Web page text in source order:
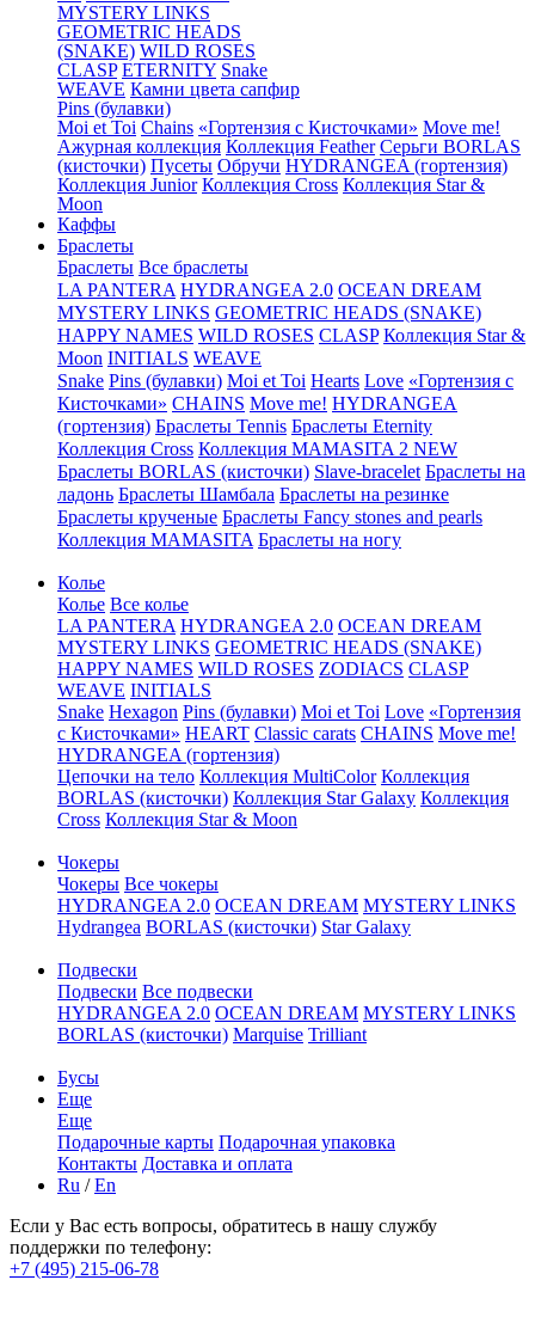
MYSTERY LINKS
GEOMETRIC HEADS
(SNAKE) WILD ROSES
CLASP ETERNITY Snake
WEAVE Камни цвета сапфир
Pins (булавки)
Moi et Toi Chains «Гортензия с Кисточками» Move me!
Ажурная коллекция Коллекция Feather Серьги BORLAS
(кисточки) Пусеты Обручи HYDRANGEA (гортензия)
Коллекция Junior Коллекция Cross Коллекция Star &
Moon
Каффы
Браслеты
Браслеты Все браслеты
LA PANTERA HYDRANGEA 2.0 OCEAN DREAM
MYSTERY LINKS GEOMETRIC HEADS (SNAKE)
HAPPY NAMES WILD ROSES CLASP Коллекция Star &
Moon INITIALS WEAVE
Snake Pins (булавки) Moi et Toi Hearts Love «Гортензия с
Кисточками» CHAINS Move me! HYDRANGEA
(гортензия) Браслеты Tennis Браслеты Eternity
Коллекция Cross Коллекция MAMASITA 2 NEW
Браслеты BORLAS (кисточки) Slave-bracelet Браслеты на
ладонь Браслеты Шамбала Браслеты на резинке
Браслеты крученые Браслеты Fancy stones and pearls
Коллекция MAMASITA Браслеты на ногу
Колье
Колье Все колье
LA PANTERA HYDRANGEA 2.0 OCEAN DREAM
MYSTERY LINKS GEOMETRIC HEADS (SNAKE)
HAPPY NAMES WILD ROSES ZODIACS CLASP
WEAVE INITIALS
Snake Hexagon Pins (булавки) Moi et Toi Love «Гортензия
с Кисточками» HEART Classic carats CHAINS Move me!
HYDRANGEA (гортензия)
Цепочки на тело Коллекция MultiColor Коллекция
BORLAS (кисточки) Коллекция Star Galaxy Коллекция
Cross Коллекция Star & Moon
Чокеры
Чокеры Все чокеры
HYDRANGEA 2.0 OCEAN DREAM MYSTERY LINKS
Hydrangea BORLAS (кисточки) Star Galaxy
Подвески
Подвески Все подвески
HYDRANGEA 2.0 OCEAN DREAM MYSTERY LINKS
BORLAS (кисточки) Marquise Trilliant
Бусы
Еще
Еще
Подарочные карты Подарочная упаковка
Контакты Доставка и оплата
Ru /En
Если у Вас есть вопросы, обратитесь в нашу службу
поддержки по телефону:
+7 (495) 215-06-78